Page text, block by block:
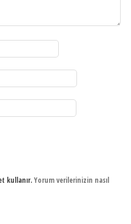
kullanır.Yorum verilerinizin nasıl